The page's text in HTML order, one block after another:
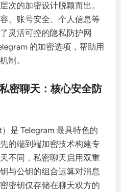
次的加密设计脱颖而出。
、账号安全、个人信息等
灵活可控的隐私防护网
的加密选项，帮助用
制。
密聊天：核心安全防
是 Telegram 最具特色的
的端到端加密技术构建专
不同，私密聊天启用双重
与公钥的组合运算对消息
密钥仅存储在聊天双方的